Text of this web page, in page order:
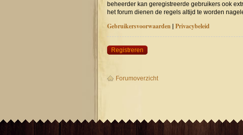
beheerder kan geregistreerde gebruikers ook
het forum dienen de regels altijd te worden
Gebruikersvoorwaarden| Privacybeleid
Registreren
Forumoverzicht